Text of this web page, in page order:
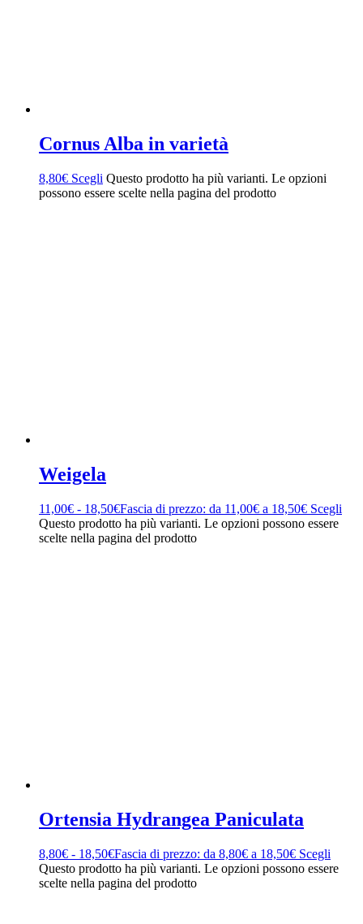
Cornus Alba in varietà
8,80€ Scegli Questo prodotto ha più varianti. Le opzioni
possono essere scelte nella pagina del prodotto
Weigela
11,00€ - 18,50€Fascia di prezzo: da 11,00€ a 18,50€ Scegli
Questo prodotto ha più varianti. Le opzioni possono essere
scelte nella pagina del prodotto
Ortensia Hydrangea Paniculata
8,80€ - 18,50€Fascia di prezzo: da 8,80€ a 18,50€ Scegli
Questo prodotto ha più varianti. Le opzioni possono essere
scelte nella pagina del prodotto